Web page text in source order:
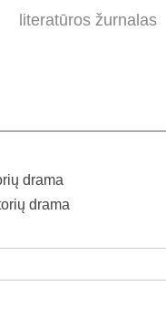
literatūros žurnalas
drama
drama